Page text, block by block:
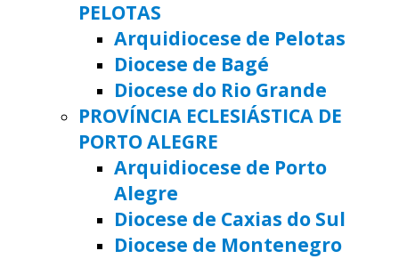
PELOTAS
Arquidiocese de Pelotas
Diocese de Bagé
Diocese do Rio Grande
PROVÍNCIA ECLESIÁSTICA DE
PORTO ALEGRE
Arquidiocese de Porto
Alegre
Diocese de Caxias do Sul
Diocese de Montenegro